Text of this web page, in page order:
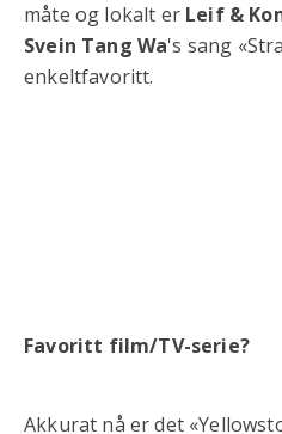
måte og lokalt er Leif &
Svein Tang Wa's sang
enkeltfavoritt.
Favoritt film/TV-serie?
Akkurat nå er det